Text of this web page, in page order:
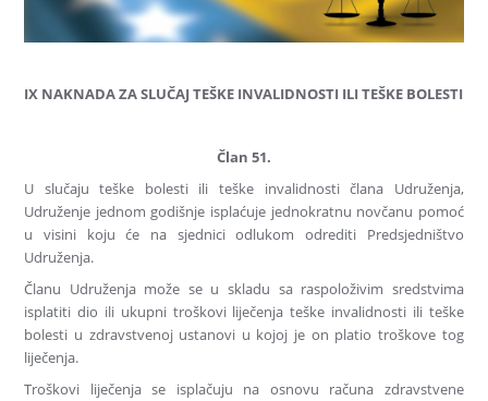
IX NAKNADA ZA SLUČAJ TEŠKE INVALIDNOSTI ILI TEŠKE BOLESTI
Član 51.
U slučaju teške bolesti ili teške invalidnosti člana Udruženja,
Udruženje jednom godišnje isplaćuje jednokratnu novčanu pomoć
u visini koju će na sjednici odlukom odrediti Predsjedništvo
Udruženja.
Članu Udruženja može se u skladu sa raspoloživim sredstvima
isplatiti dio ili ukupni troškovi liječenja teške invalidnosti ili teške
bolesti u zdravstvenoj ustanovi u kojoj je on platio troškove tog
liječenja.
Troškovi liječenja se isplačuju na osnovu računa zdravstvene